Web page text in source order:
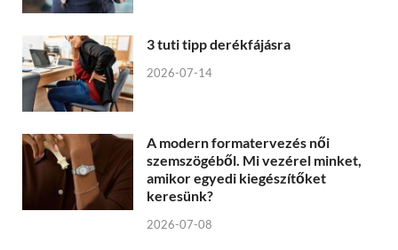
3 tuti tipp derékfájásra
2026-07-14
A modern formatervezés női
szemszögéből. Mi vezérel minket,
amikor egyedi kiegészítőket
keresünk?
2026-07-08